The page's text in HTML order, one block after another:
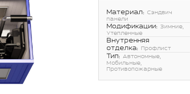
Материал: Сэндвич
панели
Модификации: Зимние,
Утепленные
Внутренняя
отделка: Профлист
Тип: Автономные,
Мобильные,
Противопожарные